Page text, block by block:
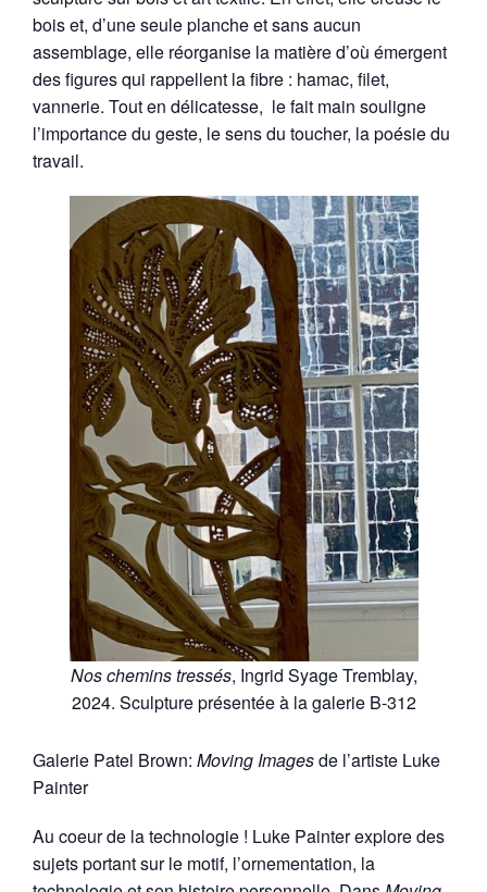
bois et, d’une seule planche et sans aucun
assemblage, elle réorganise la matière d’où émergent
des figures qui rappellent la fibre : hamac, filet,
vannerie. Tout en délicatesse, le fait main souligne
l’importance du geste, le sens du toucher, la poésie du
travail.
Nos chemins tressés, Ingrid Syage Tremblay,
2024. Sculpture présentée à la galerie B-312
Galerie Patel Brown: Moving Imagesde l’artiste Luke
Painter
Au coeur de la technologie ! Luke Painter explore des
sujets portant sur le motif, l’ornementation, la